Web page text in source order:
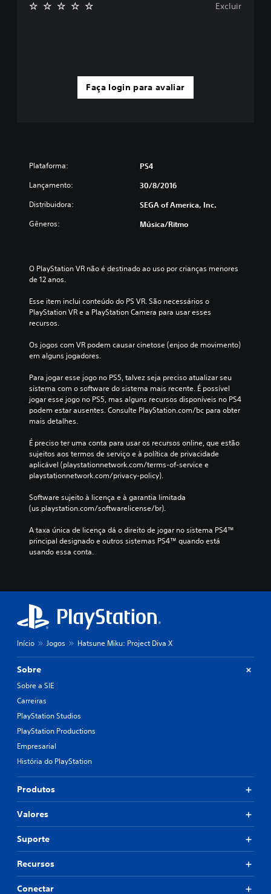
Faça login para avaliar
Excluir
Plataforma: PS4
Lançamento: 30/8/2016
Distribuidora: SEGA of America, Inc.
Gêneros: Música/ritmo
O PlayStation VR não é destinado ao uso por crianças menores
de 12 anos.
Esse item inclui conteúdo do PS VR. São necessários o
PlayStation VR e a PlayStation Camera para usar esses
recursos.
Os jogos com VR podem causar cinetose (enjoo de movimento)
em alguns jogadores.
Para jogar esse jogo no PS5, talvez seja preciso atualizar seu
sistema com o software do sistema mais recente. É possível
jogar esse jogo no PS5, mas alguns recursos disponíveis no PS4
podem estar ausentes. Consulte PlayStation.com/bc para obter
mais detalhes.
É preciso ter uma conta para usar os recursos online, que estão
sujeitos aos termos de serviço e à política de privacidade
aplicável (playstationnetwork.com/terms-of-service e
playstationnetwork.com/privacy-policy).
Software sujeito à licença e à garantia limitada
(us.playstation.com/softwarelicense/br).
A taxa única de licença dá o direito de jogar no sistema PS4™
principal designado e outros sistemas PS4™ quando está
usando essa conta.
Início Jogos Hatsune Miku: Project Diva X
Sobre
Sobre a SIE
Carreiras
PlayStation Studios
PlayStation Productions
Empresarial
História do PlayStation
Produtos
Valores
Suporte
Recursos
Conectar